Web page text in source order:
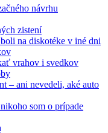
návrhu
zistení
na diskotéke v iné dni
vrahov i svedkov
– ani nevedeli, aké auto
som o prípade